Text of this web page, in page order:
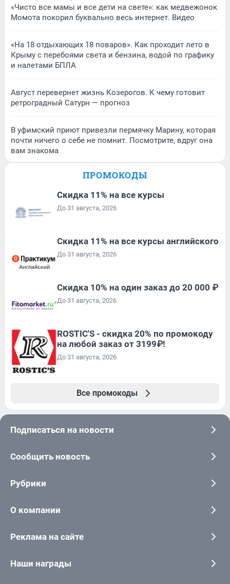
«Чисто все мамы и все дети на свете»: как медвежонок
Момота покорил буквально весь интернет. Видео
«На 18 отдыхающих 18 поваров». Как проходит лето в
Крыму с перебоями света и бензина, водой по графику
и налетами БПЛА
Август перевернет жизнь Козерогов. К чему готовит
ретроградный Сатурн — прогноз
В уфимский приют привезли пермячку Марину, которая
почти ничего о себе не помнит. Посмотрите, вдруг она
вам знакома
ПРОМОКОДЫ
Скидка 11% на все курсы
До 31 августа, 2026
Скидка 11% на все курсы английского
До 31 августа, 2026
Скидка 10% на один заказ до 20 000 ₽
До 31 августа, 2026
ROSTIC'S - скидка 20% по промокоду
на любой заказ от 3199₽!
До 31 августа, 2026
Все промокоды
Подписаться на новости
Сообщить новость
Рубрики
О компании
Реклама на сайте
Наши награды